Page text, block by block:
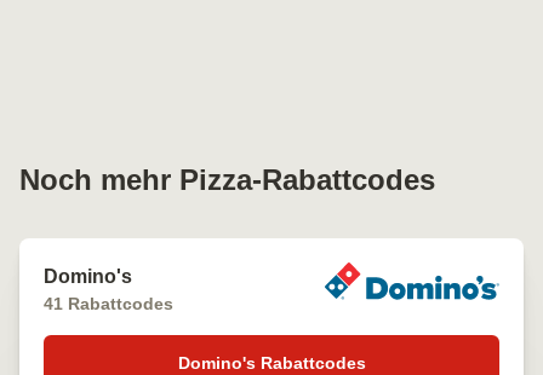
Noch mehr Pizza-Rabattcodes
Domino's
41 Rabattcodes
Domino's Rabattcodes